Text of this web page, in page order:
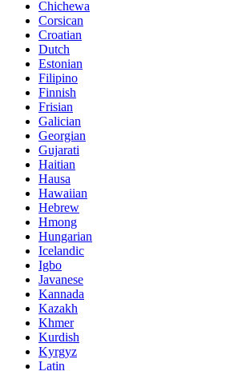
Chichewa
Corsican
Croatian
Dutch
Estonian
Filipino
Finnish
Frisian
Galician
Georgian
Gujarati
Haitian
Hausa
Hawaiian
Hebrew
Hmong
Hungarian
Icelandic
Igbo
Javanese
Kannada
Kazakh
Khmer
Kurdish
Kyrgyz
Latin